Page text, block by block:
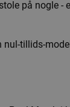
på nogle
tillids-